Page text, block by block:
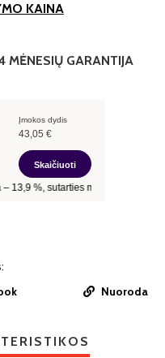
KAINA
MĖNESIŲ GARANTIJA
Nuoroda